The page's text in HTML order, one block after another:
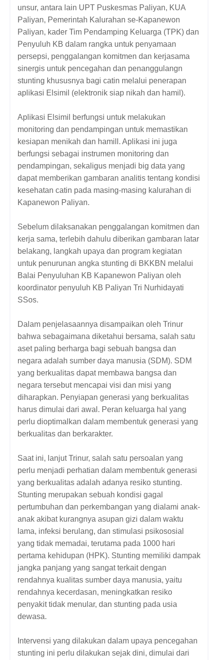
unsur, antara lain UPT Puskesmas Paliyan, KUA
Paliyan, Pemerintah Kalurahan se-Kapanewon
Paliyan, kader Tim Pendamping Keluarga (TPK) dan
Penyuluh KB dalam rangka untuk penyamaan
persepsi, penggalangan komitmen dan kerjasama
sinergis untuk pencegahan dan penanggulangn
stunting khususnya bagi catin melalui penerapan
aplikasi Elsimil (elektronik siap nikah dan hamil).
Aplikasi Elsimil berfungsi untuk melakukan
monitoring dan pendampingan untuk memastikan
kesiapan menikah dan hamill. Aplikasi ini juga
berfungsi sebagai instrumen monitoring dan
pendampingan, sekaligus menjadi big data yang
dapat memberikan gambaran analitis tentang kondisi
kesehatan catin pada masing-masing kalurahan di
Kapanewon Paliyan.
Sebelum dilaksanakan penggalangan komitmen dan
kerja sama, terlebih dahulu diberikan gambaran latar
belakang, langkah upaya dan program kegiatan
untuk penurunan angka stunting di BKKBN melalui
Balai Penyuluhan KB Kapanewon Paliyan oleh
koordinator penyuluh KB Paliyan Tri Nurhidayati
SSos.
Dalam penjelasaannya disampaikan oleh Trinur
bahwa sebagaimana diketahui bersama, salah satu
aset paling berharga bagi sebuah bangsa dan
negara adalah sumber daya manusia (SDM). SDM
yang berkualitas dapat membawa bangsa dan
negara tersebut mencapai visi dan misi yang
diharapkan. Penyiapan generasi yang berkualitas
harus dimulai dari awal. Peran keluarga hal yang
perlu dioptimalkan dalam membentuk generasi yang
berkualitas dan berkarakter.
Saat ini, lanjut Trinur, salah satu persoalan yang
perlu menjadi perhatian dalam membentuk generasi
yang berkualitas adalah adanya resiko stunting.
Stunting merupakan sebuah kondisi gagal
pertumbuhan dan perkembangan yang dialami anak-
anak akibat kurangnya asupan gizi dalam waktu
lama, infeksi berulang, dan stimulasi psikososial
yang tidak memadai, terutama pada 1000 hari
pertama kehidupan (HPK). Stunting memiliki dampak
jangka panjang yang sangat terkait dengan
rendahnya kualitas sumber daya manusia, yaitu
rendahnya kecerdasan, meningkatkan resiko
penyakit tidak menular, dan stunting pada usia
dewasa.
Intervensi yang dilakukan dalam upaya pencegahan
stunting ini perlu dilakukan sejak dini, dimulai dari